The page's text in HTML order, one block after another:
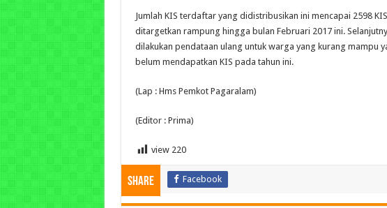
Jumlah KIS terdaftar yang didistribusikan ini mencapai 2598
ditargetkan rampung hingga bulan Februari 2017 ini.
dilakukan pendataan ulang untuk warga yang kurang mampu
belum mendapatkan KIS pada tahun ini.
(Lap : Hms Pemkot Pagaralam)
(Editor : Prima)
view 220
Share Facebook